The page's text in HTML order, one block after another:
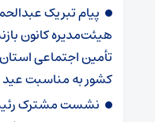
پیام تبریک
هیئت‌مدیره کانون
تأمین اجتماعی
کشور به مناسبت
نشست مشترک